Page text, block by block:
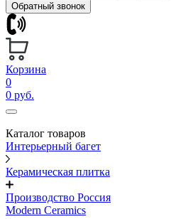
Обратный звонок
Корзина
0
0 руб.
Каталог товаров
Интерьерный багет
Керамическая плитка
Производство Россия
Modern Ceramics